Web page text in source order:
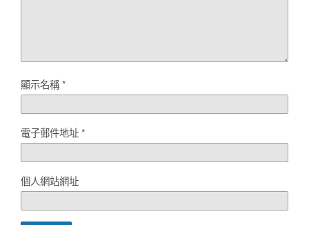
顯示名稱*
電子郵件地址*
個人網站網址